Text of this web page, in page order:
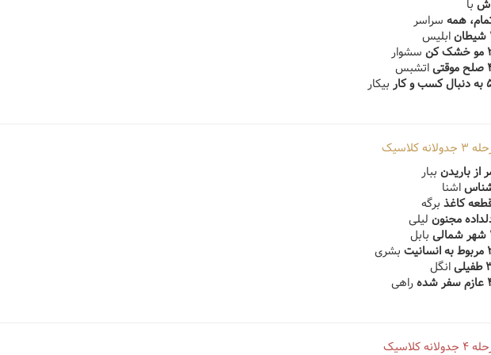
با
سراسر
ابلیس
سشوار
اتشبس
بیکار
کلاسیک
ببار
اشنا
برگه
لیلی
بابل
بشری
انگل
راهی
کلاسیک